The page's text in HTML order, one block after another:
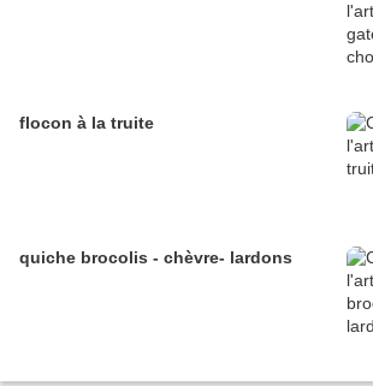
flocon à la truite
quiche brocolis - chèvre- lardons